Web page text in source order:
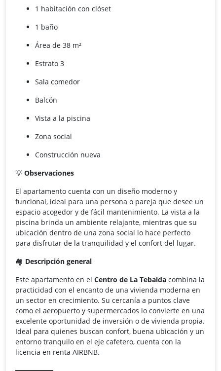
1 habitación con clóset
1 baño
Área de 38 m²
Estrato 3
Sala comedor
Balcón
Vista a la piscina
Zona social
Construcción nueva
💡 Observaciones
El apartamento cuenta con un diseño moderno y
funcional, ideal para una persona o pareja que desee un
espacio acogedor y de fácil mantenimiento. La vista a la
piscina brinda un ambiente relajante, mientras que su
ubicación dentro de una zona social lo hace perfecto
para disfrutar de la tranquilidad y el confort del lugar.
🏘️ Descripción general
Este apartamento en el Centro de La Tebaida combina la
practicidad con el encanto de una vivienda moderna en
un sector en crecimiento. Su cercanía a puntos clave
como el aeropuerto y supermercados lo convierte en una
excelente oportunidad de inversión o de vivienda propia.
Ideal para quienes buscan confort, buena ubicación y un
entorno tranquilo en el eje cafetero, cuenta con la
licencia en renta AIRBNB.